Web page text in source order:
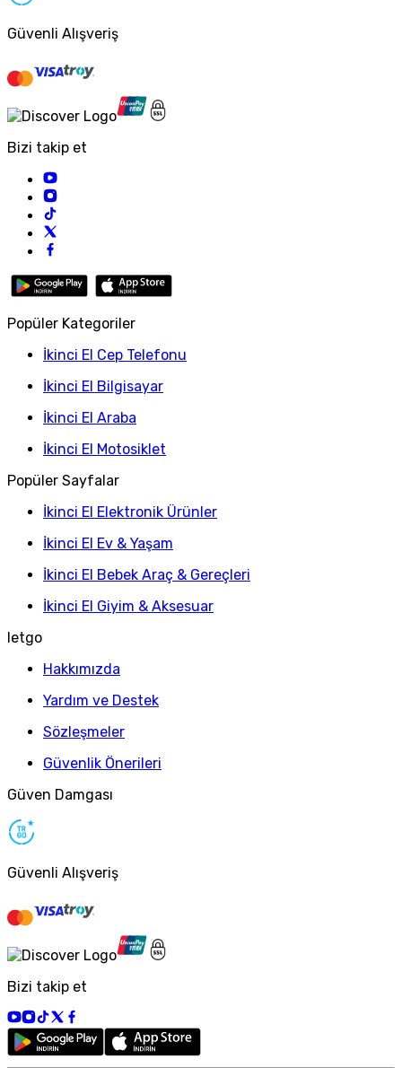
Güvenli Alışveriş
Bizi takip et
Popüler Kategoriler
İkinci El Cep Telefonu
İkinci El Bilgisayar
İkinci El Araba
İkinci El Motosiklet
Popüler Sayfalar
İkinci El Elektronik Ürünler
İkinci El Ev & Yaşam
İkinci El Bebek Araç & Gereçleri
İkinci El Giyim & Aksesuar
letgo
Hakkımızda
Yardım ve Destek
Sözleşmeler
Güvenlik Önerileri
Güven Damgası
Güvenli Alışveriş
Bizi takip et